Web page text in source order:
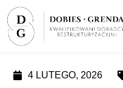
4 LUTEGO, 2026